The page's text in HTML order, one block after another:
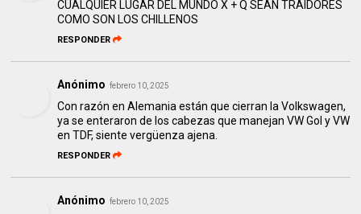
CUALQUIER LUGAR DEL MUNDO X + Q SEAN TRAIDORES
COMO SON LOS CHILLENOS
RESPONDER
Anónimo febrero 10, 2025
Con razón en Alemania están que cierran la Volkswagen,
ya se enteraron de los cabezas que manejan VW Gol y VW
en TDF, siente vergüenza ajena.
RESPONDER
Anónimo febrero 10, 2025